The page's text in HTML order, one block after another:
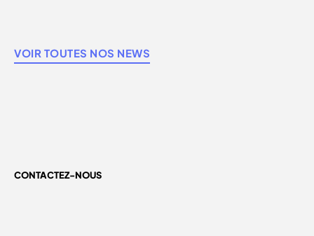
VOIR TOUTES NOS NEWS
CONTACTEZ-NOUS